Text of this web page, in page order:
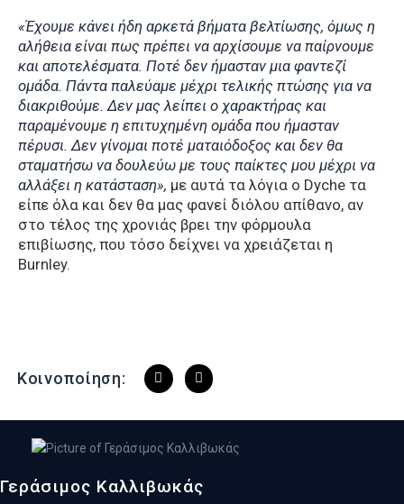
«Έχουμε κάνει ήδη αρκετά βήματα βελτίωσης, όμως η
αλήθεια είναι πως πρέπει να αρχίσουμε να παίρνουμε
και αποτελέσματα. Ποτέ δεν ήμασταν μια φαντεζί
ομάδα. Πάντα παλεύαμε μέχρι τελικής πτώσης για να
διακριθούμε. Δεν μας λείπει ο χαρακτήρας και
παραμένουμε η επιτυχημένη ομάδα που ήμασταν
πέρυσι. Δεν γίνομαι ποτέ ματαιόδοξος και δεν θα
σταματήσω να δουλεύω με τους παίκτες μου μέχρι να
αλλάξει η κατάσταση», με αυτά τα λόγια ο Dyche τα
είπε όλα και δεν θα μας φανεί διόλου απίθανο, αν
στο τέλος της χρονιάς βρει την φόρμουλα
επιβίωσης, που τόσο δείχνει να χρειάζεται η
Burnley.
Κοινοποίηση:
Γεράσιμος Καλλιβωκάς